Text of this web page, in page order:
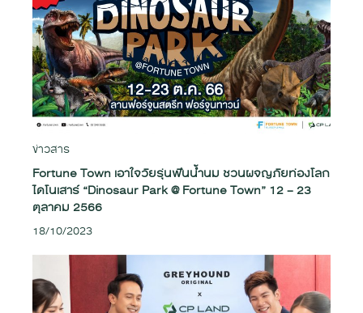
ข่าวสาร
Fortune Town เอาใจวัยรุ่นฟันน้ำนม ชวนผจญภัยท่องโลก
ไดโนเสาร์ “Dinosaur Park @ Fortune Town” 12 – 23
ตุลาคม 2566
18/10/2023